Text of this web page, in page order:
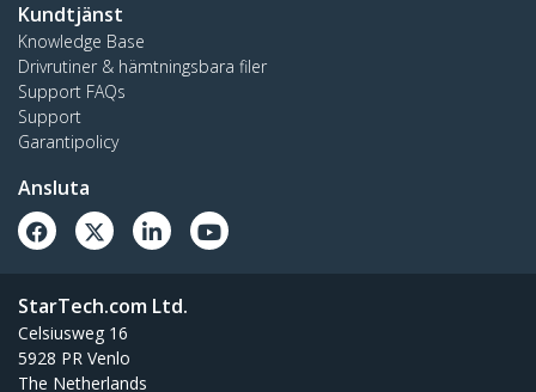
Kundtjänst
Knowledge Base
Drivrutiner & hämtningsbara filer
Support FAQs
Support
Garantipolicy
Ansluta
StarTech.com Ltd.
Celsiusweg 16
5928 PR Venlo
The Netherlands